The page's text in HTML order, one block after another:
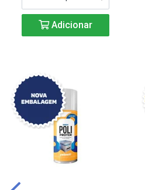
Adicionar